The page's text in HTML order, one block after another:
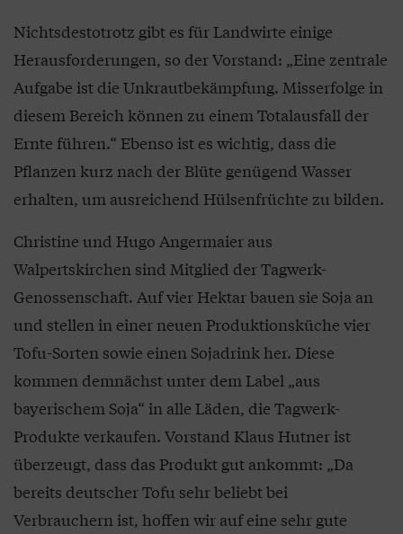
Nichtsdestotrotz gibt es für Landwirte einige
Herausforderungen, so der Vorstand: „Eine zentrale
Aufgabe ist die Unkrautbekämpfung. Misserfolge in
diesem Bereich können zu einem Totalausfall der
Ernte führen.“ Ebenso ist es wichtig, dass die
Pflanzen kurz nach der Blüte genügend Wasser
erhalten, um ausreichend Hülsenfrüchte zu bilden.
Christine und Hugo Angermaier aus
Walpertskirchen sind Mitglied der Tagwerk-
Genossenschaft. Auf vier Hektar bauen sie Soja an
und stellen in einer neuen Produktionsküche vier
Tofu-Sorten sowie einen Sojadrink her. Diese
kommen demnächst unter dem Label „aus
bayerischem Soja“ in alle Läden, die Tagwerk-
Produkte verkaufen. Vorstand Klaus Hutner ist
überzeugt, dass das Produkt gut ankommt: „Da
bereits deutscher Tofu sehr beliebt bei
Verbrauchern ist, hoffen wir auf eine sehr gute